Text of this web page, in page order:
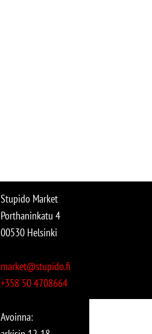
Stupido Market
Porthaninkatu 4
00530 Helsinki
market@stupido.fi
+358 50 4708664
Avoinna: